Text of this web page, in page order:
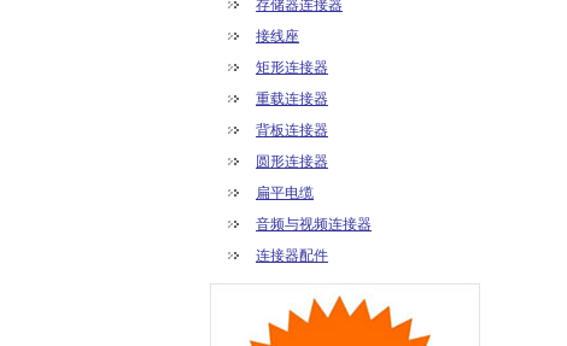
存储器连接器
接线座
矩形连接器
重载连接器
背板连接器
圆形连接器
扁平电缆
音频与视频连接器
连接器配件